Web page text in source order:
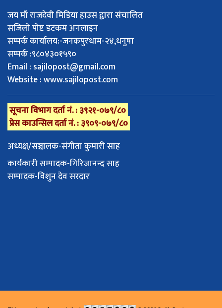
जय माँ राजदेवी मिडिया हाउस द्वारा संचालित
सजिलो पोष्ट डटकम अनलाइन
सम्पर्क कार्यालय:-जनकपुरधाम-२४,धनुषा
सम्पर्क :९८०४३०१५९०
Email : sajilopost@gmail.com
Website : www.sajilopost.com
सूचना विभाग दर्ता नं. : ३९२१-०७९/८०
प्रेस काउन्सिल दर्ता नं. : ३९०९-०७९/८०
अध्यक्ष/सञ्चालक-संगीता कुमारी साह
कार्यकारी सम्पादक-गिरिजानन्द साह
सम्पादक-विशुन देव सरदार